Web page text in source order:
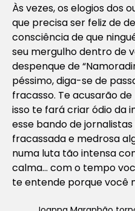
Às vezes, os elogios dos
que precisa ser feliz de
consciência de que
seu mergulho dentro de
despenque de
péssimo, diga-se de
fracasso. Te acusarão
isso te fará criar ódio da
esse bando de
fracassada e medrosa
numa luta tão intensa
calma… com o tempo
te entende porque você